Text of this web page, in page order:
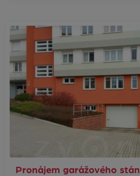
Pronájem garážového